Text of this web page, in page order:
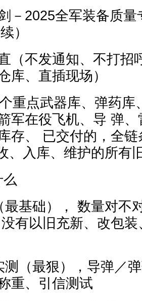
－2025全军装备质
）
（不发通知、不打招
库、直插现场）
重点武器库、弹药库
军在役飞机、导 弹
存、 已交付的，全
、入库、维护的所有
么
最基础）， 数量对不
有以旧充新、改包
测（最狠），导弹／
重、引信测试